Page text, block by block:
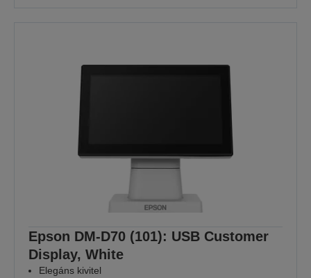
Epson DM-D70 (101): USB Customer
Display, White
Elegáns kivitel